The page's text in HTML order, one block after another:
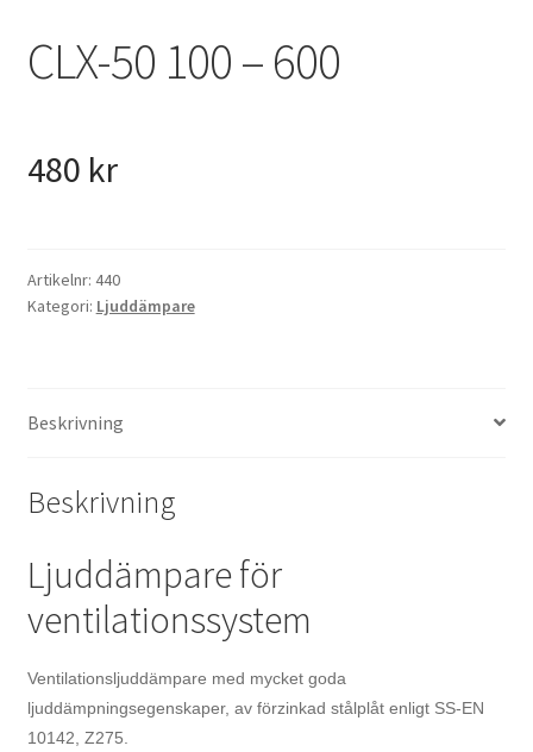
Fynd
CLX-50 100 – 600
480 kr
Artikelnr: 440
Kategori: Ljuddämpare
Beskrivning
Beskrivning
Ljuddämpare för
ventilationssystem
Ventilationsljuddämpare med mycket goda
ljuddämpningsegenskaper, av förzinkad stålplåt enligt SS-EN
10142, Z275.